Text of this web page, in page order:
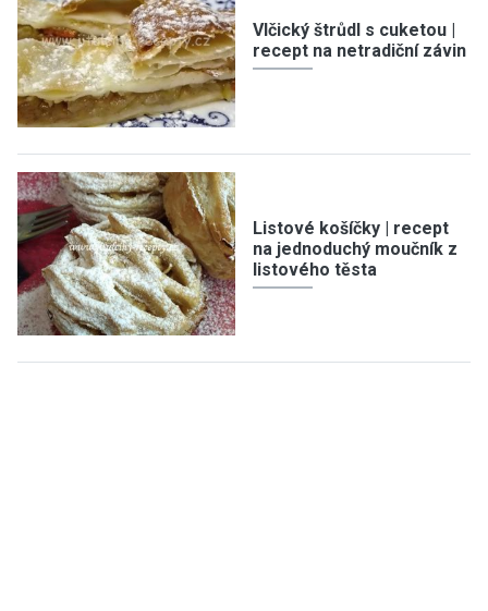
Vlčický štrůdl s cuketou |
recept na netradiční závin
Listové košíčky | recept
na jednoduchý moučník z
listového těsta